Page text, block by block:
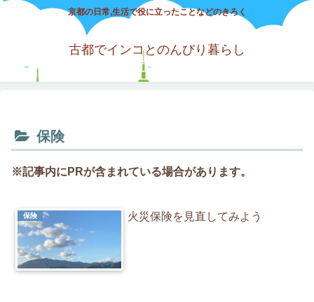
京都の日常,生活で役に立ったことなどのきろく
古都でインコとのんびり暮らし
保険
※記事内にPRが含まれている場合があります。
保険 火災保険を見直してみよう